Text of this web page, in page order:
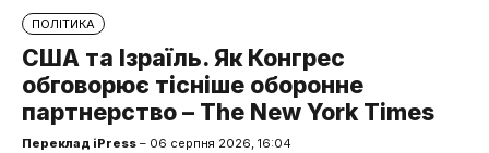
ПОЛІТИКА
США та Ізраїль. Як Конгрес
обговорює тісніше оборонне
партнерство – The New York Times
Переклад iPress – 06 серпня 2026, 16:04